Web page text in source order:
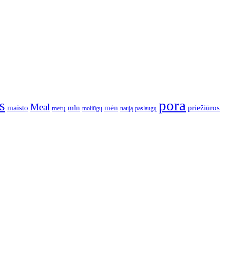
maisto Meal metų mln moliūgų mėn naują paslaugų pora priežiūros